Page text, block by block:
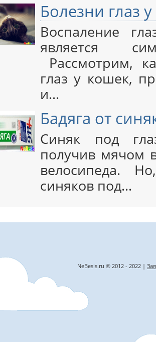
Болезни глаз
Воспаление
является
Рассмотрим,
глаз у кошек,
и…
Бадяга от
Синяк под
получив мячом
велосипеда.
синяков под…
NeBesis.ru © 2012 - 2022 |